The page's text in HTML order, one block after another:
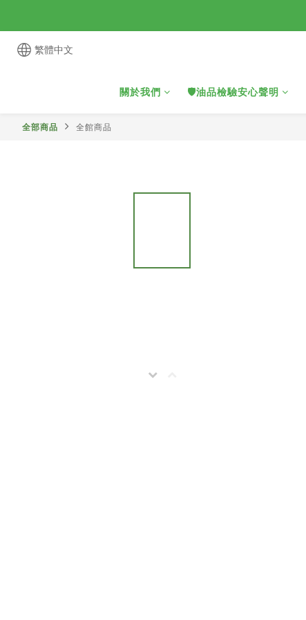
繁體中文
關於我們 🛡️油品檢驗安心聲明
全部商品 全館商品